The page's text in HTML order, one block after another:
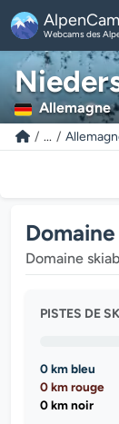
Webcams des
Allemagne
...
Domaine
PISTES DE
0 km bleu
0 km rouge
0 km noir